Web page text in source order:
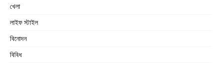
খেলা
লাইফ স্টাইল
বিনোদন
বিবিধ